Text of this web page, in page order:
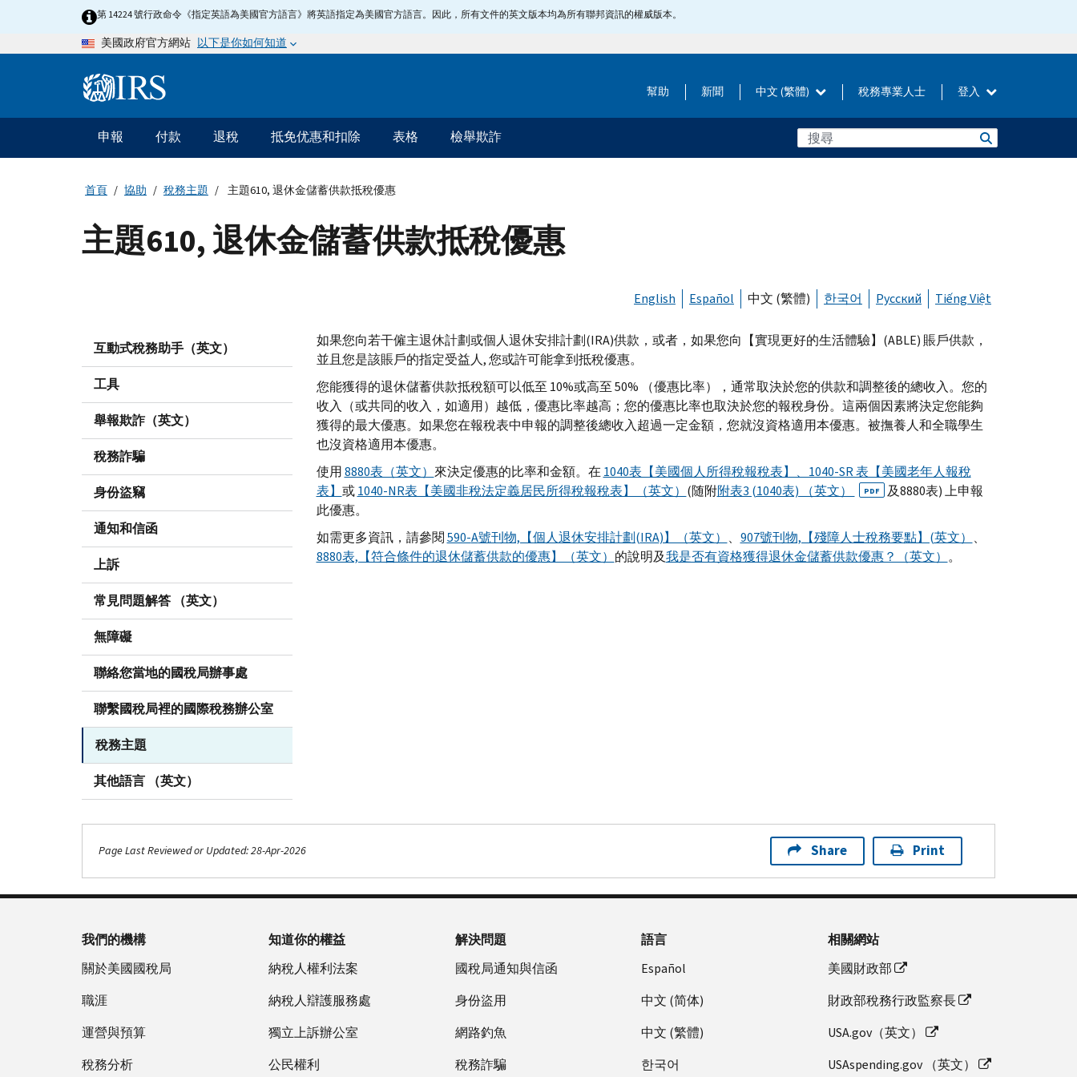
第 14224 號行政命令《指定英語為美國官方語言》將英語指定為美國官方語言。因此，所有文件的英文版本均為所有聯邦資訊的權威版本。
美國政府官方網站 以下是你如何知道
Information 幫助 新聞 中文 (繁體) 稅務專業人士 登入
主
要
導
申報 付款 退稅 抵免优惠和扣除 表格 檢舉欺詐
首頁 協助 稅務主題 主題610, 退休金儲蓄供款抵稅優惠
主題610, 退休金儲蓄供款抵稅優惠
English Español 中文 (繁體) 한국어 Русский Tiếng Việt
互動式稅務助手（英文）
工具
舉報欺詐（英文）
稅務詐騙
身份盜竊
通知和信函
上訴
常見問題解答 （英文）
無障礙
聯絡您當地的國稅局辦事處
聯繫國稅局裡的國際稅務辦公室
稅務主題
其他語言 （英文）
如果您向若干僱主退休計劃或個人退休安排計劃(IRA)供款，或者，如果您向【實現更好的生活體驗】(ABLE) 賬戶供款，
並且您是該賬戶的指定受益人, 您或許可能拿到抵稅優惠。
您能獲得的退休儲蓄供款抵稅額可以低至 10%或高至 50% （優惠比率），通常取決於您的供款和調整後的總收入。您的
收入（或共同的收入，如適用）越低，優惠比率越高；您的優惠比率也取決於您的報稅身份。這兩個因素將決定您能夠
獲得的最大優惠。如果您在報稅表中申報的調整後總收入超過一定金額，您就沒資格適用本優惠。被撫養人和全職學生
也沒資格適用本優惠。
使用8880表（英文） 來決定優惠的比率和金額。在 1040表【美國個人所得稅報稅表】、1040-SR 表【美國老年人報稅
表】 或1040-NR表【美國非稅法定義居民所得稅報稅表】（英文） (随附附表3 (1040表) （英文） PDF
及8880表) 上申報
此優惠。
如需更多資訊，請參閱590-A號刊物,【個人退休安排計劃(IRA)】（英文） 、 907號刊物,【殘障人士稅務要點】(英文） 、
8880表,【符合條件的退休儲蓄供款的優惠】（英文） 的說明及我是否有資格獲得退休金儲蓄供款優惠？（英文） 。
Page Last Reviewed or Updated: 28-Apr-2026 Share Print
我們的機構
關於美國國稅局
職涯
運營與預算
稅務分析
知道你的權益
納稅人權利法案
納稅人辯護服務處
獨立上訴辦公室
公民權利
解決問題
國稅局通知與信函
身份盜用
網路釣魚
稅務詐騙
語言
Español
中文 (简体)
中文 (繁體)
한국어
相關網站
美國財政部
財政部稅務行政監察長
USA.gov（英文）
USAspending.gov （英文）